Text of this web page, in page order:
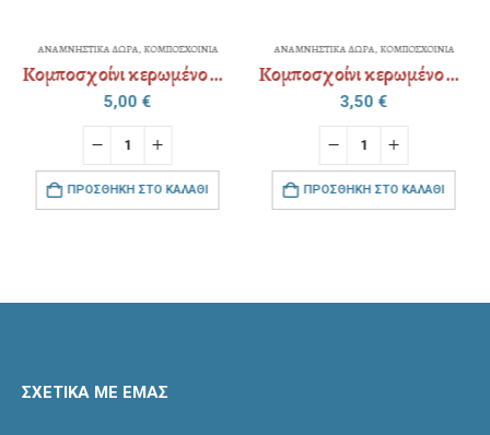
ΑΝΑΜΝΗΣΤΙΚΑ ΔΩΡΑ,ΚΟΜΠΟΣΧΟΙΝΙΑ
Κομποσχοίνι κερωμένο ψιλό – μεταλλικό “σταυρός” – χρυσοκλωστή – strass
5,00 €
ΠΡΟΣΘΉΚΗ ΣΤΟ ΚΑΛΆΘΙ
ΑΝΑΜΝΗΣΤΙΚΑ ΔΩΡΑ,ΚΟΜΠΟΣΧΟΙΝΙΑ
Κομποσχοίνι κερωμένο ψιλό χρυσοκλωστή / ασημοκλωστή
3,50 €
ΠΡΟΣΘΉΚΗ ΣΤΟ ΚΑΛΆΘΙ
ΣΧΕΤΙΚΑ ΜΕ ΕΜΑΣ